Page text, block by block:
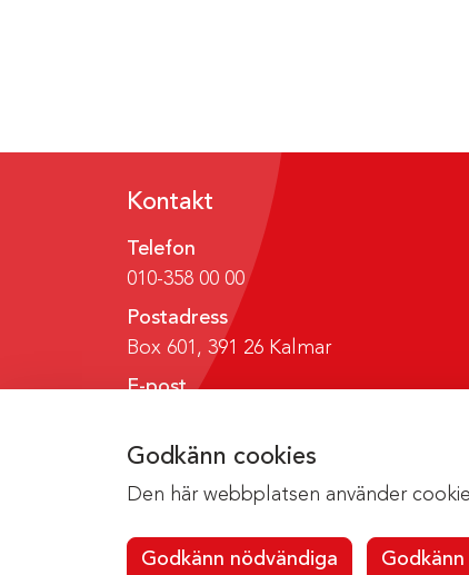
Godkänn cookies
Den här webbplatsen använder
Godkänn nödvändiga Godkänn
Kontakt
Telefon
010-358 00 00
Postadress
Box 601, 391 26 Kalmar
E-post